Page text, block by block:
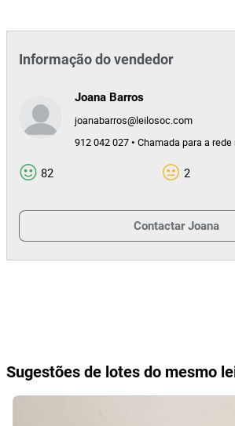
Informação do vendedor
Joana Barros
joanabarros@leilosoc.com
912 042 027 • Chamada para a
82 2
Contactar Joana
Sugestões de lotes do mesmo